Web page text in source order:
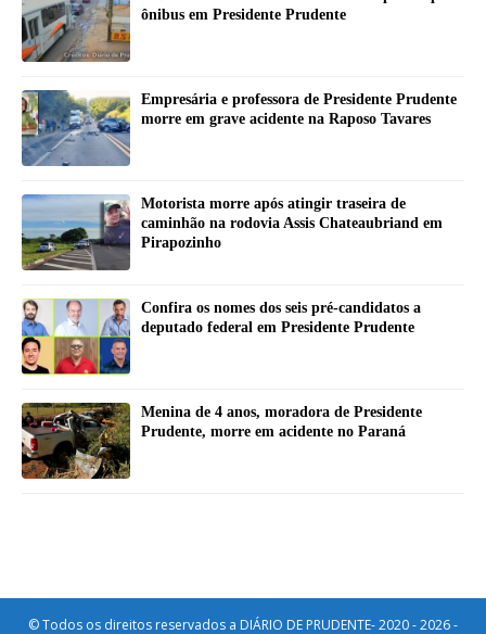
ônibus em Presidente Prudente
Empresária e professora de Presidente Prudente
morre em grave acidente na Raposo Tavares
Motorista morre após atingir traseira de
caminhão na rodovia Assis Chateaubriand em
Pirapozinho
Confira os nomes dos seis pré-candidatos a
deputado federal em Presidente Prudente
Menina de 4 anos, moradora de Presidente
Prudente, morre em acidente no Paraná
© Todos os direitos reservados a DIÁRIO DE PRUDENTE- 2020 - 2026 -